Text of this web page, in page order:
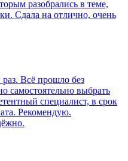
разобрались в теме,
Сдала на отлично, очень
Всё прошло без
самостоятельно выбрать
специалист, в срок
Рекомендую.